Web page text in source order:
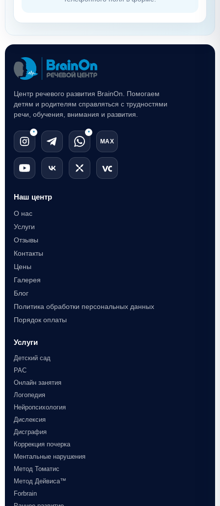
Центр речевого развития BrainOn. Помогаем
детям и родителям справляться с трудностями
речи, обучения, внимания и развития.
* *
MAX
Наш центр
О нас
Услуги
Отзывы
Контакты
Цены
Галерея
Блог
Политика обработки персональных данных
Порядок оплаты
Услуги
Детский сад
РАС
Онлайн занятия
Логопедия
Нейропсихология
Дислексия
Дисграфия
Коррекция почерка
Ментальные нарушения
Метод Томатис
Метод Дейвиса™
Forbrain